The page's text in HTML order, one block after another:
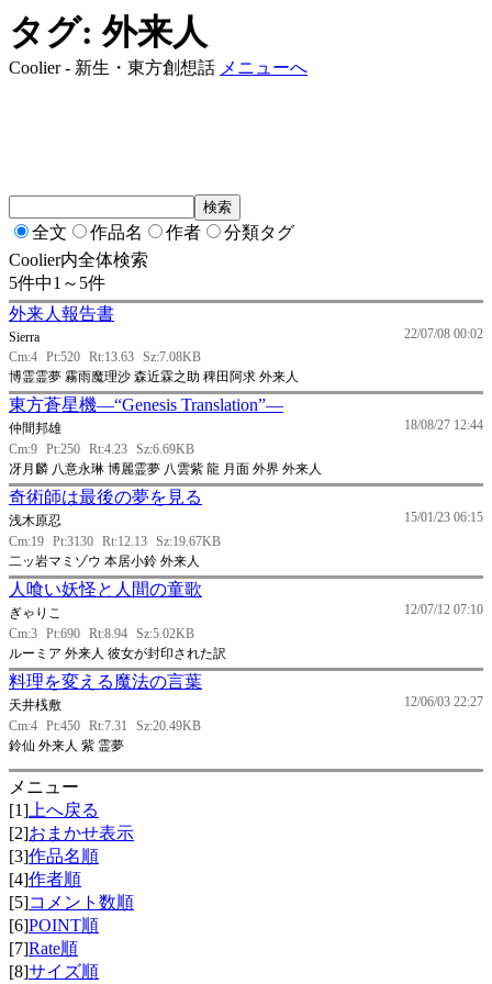
タグ: 外来人
Coolier - 新生・東方創想話 メニューへ
全文 作品名 作者
分類タグ
Coolier内全体検索
5件中1～5件
外来人報告書
22/07/08 00:02
Sierra
Cm:4 Pt:520 Rt:13.63 Sz:7.08KB
博霊霊夢 霧雨魔理沙 森近霖之助 稗田阿求 外来人
東方蒼星機―“Genesis Translation”―
18/08/27 12:44
仲間邦雄
Cm:9 Pt:250 Rt:4.23 Sz:6.69KB
冴月麟 八意永琳 博麗霊夢 八雲紫 龍 月面 外界 外来人
奇術師は最後の夢を見る
15/01/23 06:15
浅木原忍
Cm:19 Pt:3130 Rt:12.13 Sz:19.67KB
二ッ岩マミゾウ 本居小鈴 外来人
人喰い妖怪と人間の童歌
12/07/12 07:10
ぎゃりこ
Cm:3 Pt:690 Rt:8.94 Sz:5.02KB
ルーミア 外来人 彼女が封印された訳
料理を変える魔法の言葉
12/06/03 22:27
天井桟敷
Cm:4 Pt:450 Rt:7.31
Sz:20.49KB
鈴仙 外来人 紫 霊夢
メニュー
[1] 上へ戻る
[2]おまかせ表示
[3]作品名順
[4]作者順
[5]コメント数順
[6]POINT順
[7]Rate順
[8]サイズ順